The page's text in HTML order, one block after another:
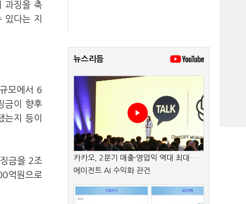
과징을 축
다는 지
모에서 6
금이 향후
지 등이
금을 2조
억원으로
뉴스리듬
카카오, 2분기 매출·영업익 역대 최대…
에이전트 AI 수익화 관건